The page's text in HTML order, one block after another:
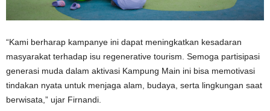
“Kami berharap kampanye ini dapat meningkatkan kesadaran
masyarakat terhadap isu regenerative tourism. Semoga partisipasi
generasi muda dalam aktivasi Kampung Main ini bisa memotivasi
tindakan nyata untuk menjaga alam, budaya, serta lingkungan saat
berwisata,” ujar Firnandi.